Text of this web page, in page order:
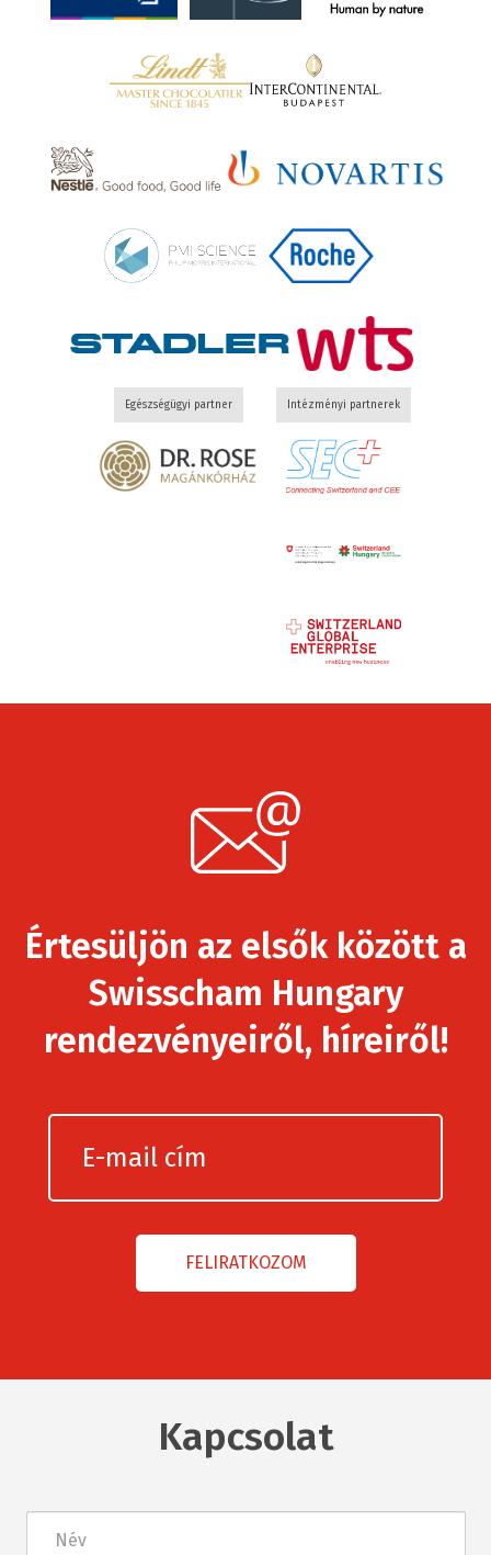
Egészségügyi partner Intézményi partnerek
Értesüljön az elsők között a
Swisscham Hungary
rendezvényeiről, híreiről!
Kapcsolat